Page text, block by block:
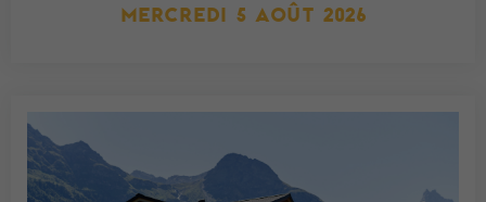
MERCREDI 5 AOÛT 2026